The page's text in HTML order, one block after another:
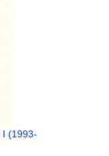
I (1993-